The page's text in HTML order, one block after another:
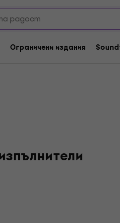
Ограничени издания